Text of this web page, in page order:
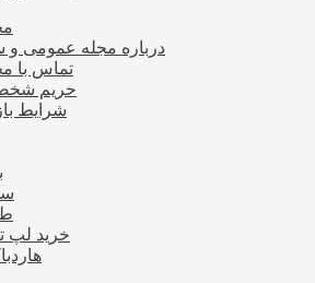
درباره مجله عمومی و
تماس با
حریم
شرایط
خرید